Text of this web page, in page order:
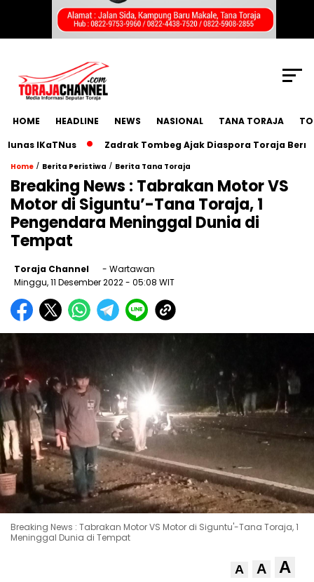
HOME HEADLINE NEWS NASIONAL TANA TORAJA
IKaTNus
Zadrak Tombeg Ajak Diaspora Toraja
Home / Berita Peristiwa / Berita Tana Toraja
Breaking News : Tabrakan Motor VS
Motor di Siguntu’-Tana Toraja, 1
Pengendara Meninggal Dunia di
Tempat
Toraja Channel
- Wartawan
Minggu, 11 Desember 2022- 05:08 WIT
Breaking News : Tabrakan Motor VS Motor di Siguntu'-Tana Toraja, 1
Meninggal Dunia di Tempat
A A A